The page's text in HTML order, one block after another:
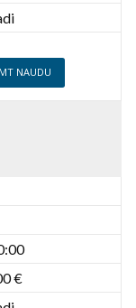
NAUDU
€